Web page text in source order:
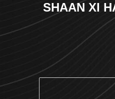
SHAAN XI